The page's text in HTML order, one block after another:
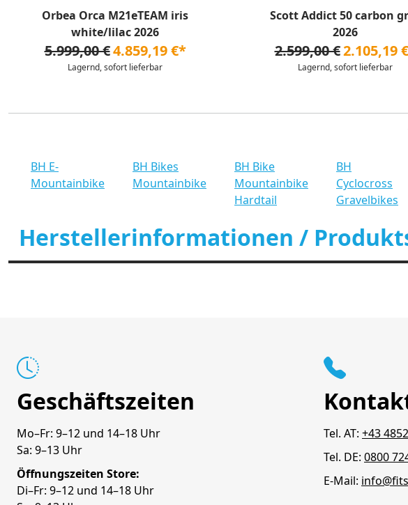
Orbea Orca M21eTEAM iris
white/lilac 2026
5.999,00 €4.859,19 €*
Lagernd, sofort lieferbar
Scott Addict 50 carbon
2026
2.599,00 €2.105,19
Lagernd, sofort lieferbar
BH E-
Mountainbike
BH Bikes
Mountainbike
BH Bike
Mountainbike
Hardtail
BH
Cyclocross
Gravelbikes
Herstellerinformationen /
Geschäftszeiten
Mo–Fr: 9–12 und 14–18 Uhr
Sa: 9–13 Uhr
Öffnungszeiten Store:
Di–Fr: 9–12 und 14–18 Uhr
Tel. AT: +43
Tel. DE: 0800
E-Mail: